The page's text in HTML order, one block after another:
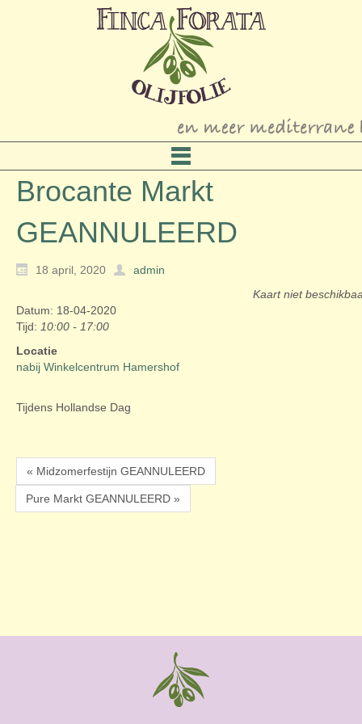
Brocante Markt
GEANNULEERD
18 april, 2020
admin
Kaart niet
Datum: 18-04-2020
Tijd: 10:00 - 17:00
Locatie
nabij Winkelcentrum Hamershof
Tijdens Hollandse Dag
« Midzomerfestijn GEANNULEERD
Pure Markt GEANNULEERD »